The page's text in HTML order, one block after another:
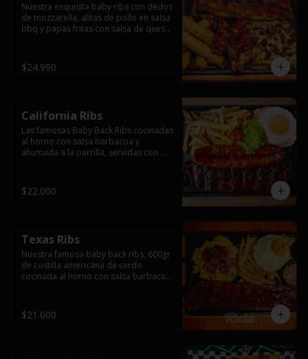
Nuestra exquisita baby ribs con dedos
de mozzarella, alitas de pollo en salsa
bbq y papas fritas con salsa de queso
$24.990
California Ribs
Las famosas Baby Back Ribs cocinadas
al horno con salsa barbacoa y
ahumada a la parrilla, servidas con
$22.000
Texas Ribs
Nuestra famosa baby back ribs, 600gr
de costilla americana de cerdo
cocinada al horno con salsa barbacoa
tocino ahumado laminado, papas
fritas  y un huevo frito.
$21.000